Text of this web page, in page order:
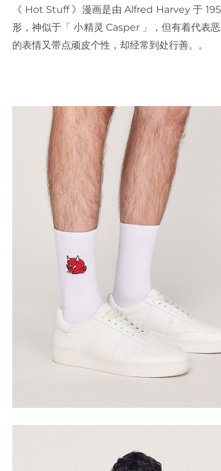
《 Hot Stuff 》漫画是由 Alfred Harvey 于
形，神似于「 小精灵 Casper 」，但有着代表
的表情又带点顽皮个性，却经常到处行善。。